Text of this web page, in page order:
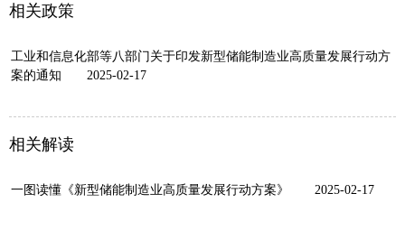
相关政策
工业和信息化部等八部门关于印发新型储能制造业高质量发展行动方
案的通知
2025-02-17
相关解读
一图读懂《新型储能制造业高质量发展行动方案》 2025-02-17